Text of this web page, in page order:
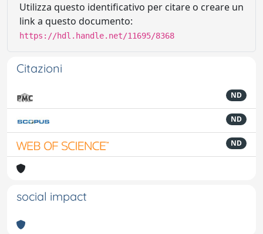
Utilizza questo identificativo per citare o creare un
link a questo documento:
https://hdl.handle.net/11695/8368
Citazioni
ND
ND
ND
social impact